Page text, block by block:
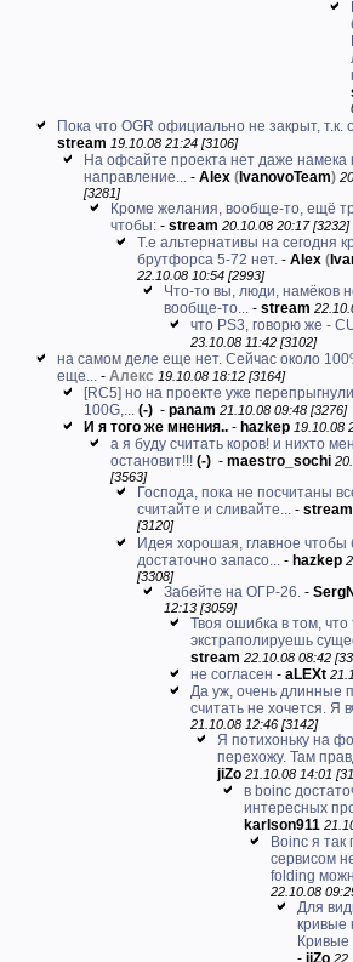
Пока что OGR официально не закрыт, т.к.
stream 19.10.08 21:24 [3106]
На офсайте проекта нет даже намека
направление... - Alex ( IvanovoTeam)
[3281]
Кроме желания, вообще-то, ещё
чтобы: - stream 20.10.08 20:17 [3232]
Т.е альтернативы на сегодня
брутфорса 5-72 нет. - Alex (
22.10.08 10:54 [2993]
Что-то вы, люди, намёков
вообще-то... - stream
что PS3, говорю же -
23.10.08 11:42 [3102]
на самом деле еще нет. Сейчас около
еще... - Алекс 19.10.08 18:12 [3164]
[RC5] но на проекте уже
100G,... (-) - panam 21.10.08 09:48 [3276]
И я того же мнения.. - hazkep 19.10.08
а я буду считать коров! и нихто
остановит!!! (-) - maestro_sochi
[3563]
Господа, пока не посчитаны
считайте и сливайте... - stream
[3120]
Идея хорошая, главное чтобы
достаточно запасо... - hazkep
[3308]
Забейте на ОГР-26. -
12:13 [3059]
Твоя ошибка в том, что
экстраполируешь
stream 22.10.08 08:42
не согласен - aLEXt
Да уж, очень длинные
считать не хочется. Я
21.10.08 12:46 [3142]
Я потихоньку на
перехожу. Там
jiZo 21.10.08 14:01
в boinc
интересных
karlson911
Boinc я так
сервисом
folding
22.10.08
Для
кривые
Кривые
- jiZo